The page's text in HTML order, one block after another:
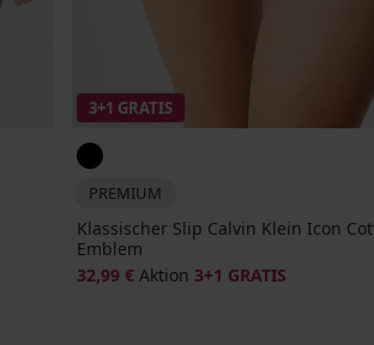
3+1 GRATIS
PREMIUM
Klassischer Slip Calvin Klein Icon
Emblem
32,99 € Aktion 3+1 GRATIS